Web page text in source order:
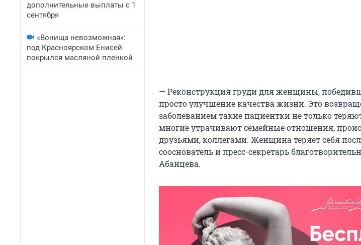
дополнительные выплаты с 1
сентября
«Вонища невозможная»:
под Красноярском Енисей
покрылся масляной пленкой
— Реконструкция груди для женщины,
просто улучшение качества жизни. Это
заболеванием такие пациентки не только
многие утрачивают семейные отношения,
друзьями, коллегами. Женщина теряет себя
сооснователь и пресс-секретарь
Абанцева.